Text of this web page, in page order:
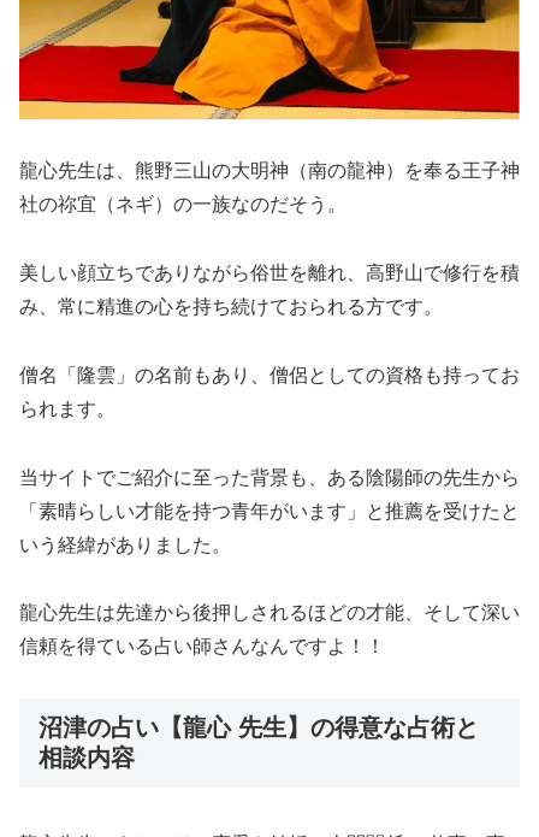
龍心先生は、熊野三山の大明神（南の龍神）を奉る王子神
社の祢宜（ネギ）の一族なのだそう。
美しい顔立ちでありながら俗世を離れ、高野山で修行を積
み、常に精進の心を持ち続けておられる方です。
僧名「隆雲」の名前もあり、僧侶としての資格も持ってお
られます。
当サイトでご紹介に至った背景も、ある陰陽師の先生から
「素晴らしい才能を持つ青年がいます」と推薦を受けたと
いう経緯がありました。
龍心先生は先達から後押しされるほどの才能、そして深い
信頼を得ている占い師さんなんですよ！！
沼津の占い【龍心 先生】の得意な占術と
相談内容